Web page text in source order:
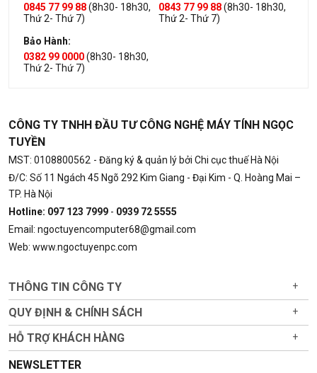
0845 77 99 88(8h30- 18h30,
Thứ 2- Thứ 7)
0843 77 99 88(8h30- 18h30,
Thứ 2- Thứ 7)
Bảo Hành:
0382 99 0000(8h30- 18h30,
Thứ 2- Thứ 7)
CÔNG TY TNHH ĐẦU TƯ CÔNG NGHỆ MÁY TÍNH NGỌC
TUYỀN
MST: 0108800562 - Đăng ký & quản lý bởi Chi cục thuế Hà Nội
Đ/C: Số 11 Ngách 45 Ngõ 292 Kim Giang - Đại Kim - Q. Hoàng Mai –
TP. Hà Nội
Hotline: 097 123 7999 - 0939 72 5555
Email: ngoctuyencomputer68@gmail.com
Web: www.ngoctuyenpc.com
THÔNG TIN CÔNG TY +
QUY ĐỊNH & CHÍNH SÁCH +
HỖ TRỢ KHÁCH HÀNG +
NEWSLETTER